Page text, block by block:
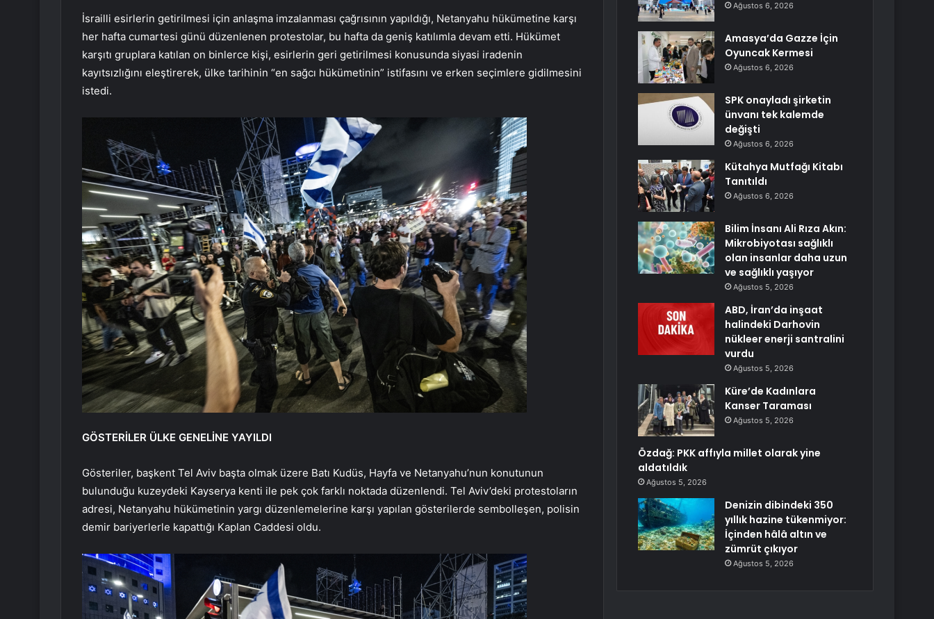
İsrailli esirlerin getirilmesi için anlaşma imzalanması çağrısının yapıldığı, Netanyahu hükümetine karşı
her hafta cumartesi günü düzenlenen protestolar, bu hafta da geniş katılımla devam etti. Hükümet
karşıtı gruplara katılan on binlerce kişi, esirlerin geri getirilmesi konusunda siyasi iradenin
kayıtsızlığını eleştirerek, ülke tarihinin “en sağcı hükümetinin” istifasını ve erken seçimlere gidilmesini
istedi.
GÖSTERİLER ÜLKE GENELİNE YAYILDI
Gösteriler, başkent Tel Aviv başta olmak üzere Batı Kudüs, Hayfa ve Netanyahu’nun konutunun
bulunduğu kuzeydeki Kayserya kenti ile pek çok farklı noktada düzenlendi. Tel Aviv’deki protestoların
adresi, Netanyahu hükümetinin yargı düzenlemelerine karşı yapılan gösterilerde sembolleşen, polisin
demir bariyerlerle kapattığı Kaplan Caddesi oldu.
Ağustos 6, 2026
Amasya’da Gazze İçin
Oyuncak Kermesi
Ağustos 6, 2026
SPK onayladı şirketin
ünvanı tek kalemde
değişti
Ağustos 6, 2026
Kütahya Mutfağı Kitabı
Tanıtıldı
Ağustos 6, 2026
Bilim İnsanı Ali Rıza Akın:
Mikrobiyotası sağlıklı
olan insanlar daha uzun
ve sağlıklı yaşıyor
Ağustos 5, 2026
ABD, İran’da inşaat
halindeki Darhovin
nükleer enerji santralini
vurdu
Ağustos 5, 2026
Küre’de Kadınlara
Kanser Taraması
Ağustos 5, 2026
Özdağ: PKK affıyla millet olarak yine
aldatıldık
Ağustos 5, 2026
Denizin dibindeki 350
yıllık hazine tükenmiyor:
İçinden hâlâ altın ve
zümrüt çıkıyor
Ağustos 5, 2026